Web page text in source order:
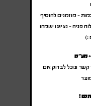
– מוזמנים להוסיף
פניה – נציגנו ישמחו
:)
קשר ונוכל לבדוק אם
!